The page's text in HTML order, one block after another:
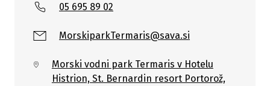
05 695 89 02
MorskiparkTermaris@sava.si
Morski vodni park Termaris v Hotelu
Histrion, St. Bernardin resort Portorož,